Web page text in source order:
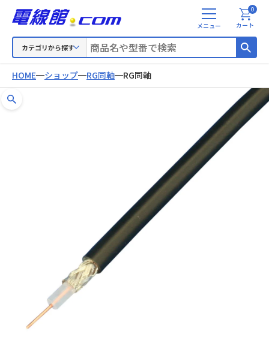
カテゴリから探す
メ
ニ
カート
0
HOME ショップ RG同軸 RG同軸